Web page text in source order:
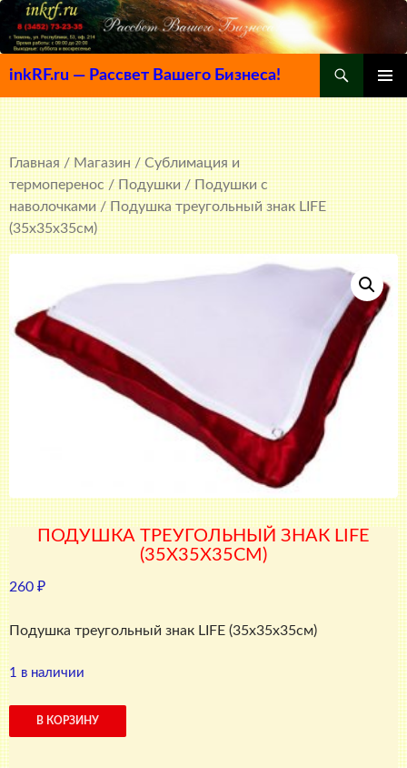
inkRF.ru — Рассвет Вашего Бизнеса!
МЕНЮ
К
СОДЕРЖИМОМУ
Главная/Магазин/Сублимация и
термоперенос/Подушки/Подушки с
наволочками/ Подушка треугольный знак LIFE
(35x35x35см)
ПОДУШКА ТРЕУГОЛЬНЫЙ ЗНАК LIFE
(35X35X35СМ)
260 ₽
Подушка треугольный знак LIFE (35x35x35см)
1 в наличии
Количество
товара
Подушка
В КОРЗИНУ